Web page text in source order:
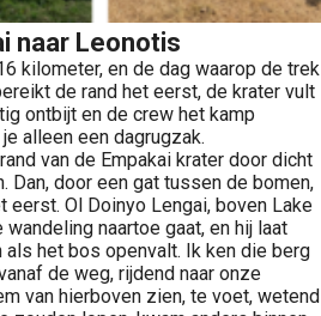
naar Leonotis
kilometer, en de dag waarop de trek
de rand het eerst, de krater vult
ontbijt en de crew het kamp
alleen een dagrugzak.
van de Empakai krater door dicht
Dan, door een gat tussen de bomen,
eerst. Ol Doinyo Lengai, boven Lake
naartoe gaat, en hij laat
het bos openvalt. Ik ken die berg
de weg, rijdend naar onze
van hierboven zien, te voet, wetend